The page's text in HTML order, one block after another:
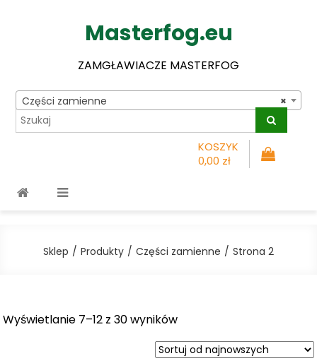
Masterfog.eu
ZAMGŁAWIACZE MASTERFOG
×
Części zamienne
KOSZYK
0,00 zł
Sklep Produkty Części zamienne Strona 2
Wyświetlanie 7–12 z 30 wyników